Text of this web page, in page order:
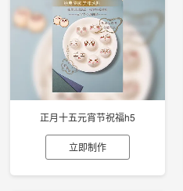
正月十五元宵节祝福h5
立即制作